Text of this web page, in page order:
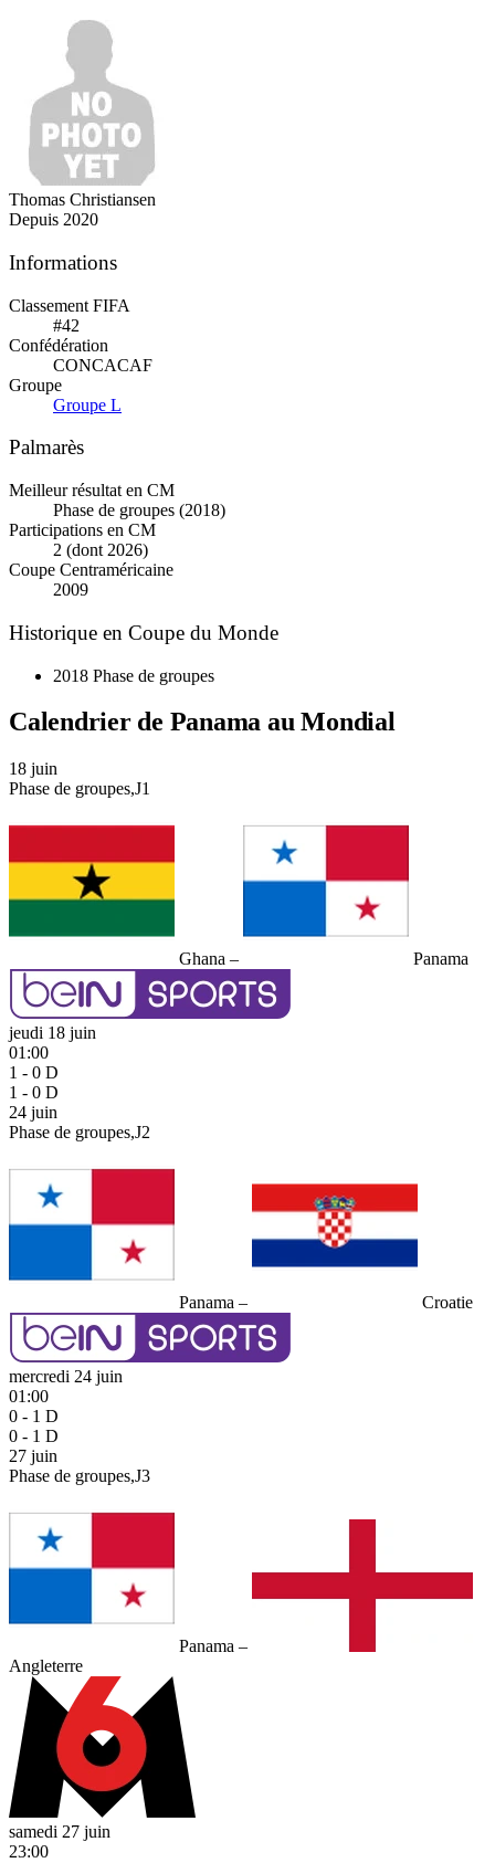
Thomas Christiansen
Depuis 2020
Informations
Classement FIFA
#42
Confédération
CONCACAF
Groupe
Groupe L
Palmarès
Meilleur résultat en CM
Phase de groupes (2018)
Participations en CM
2 (dont 2026)
Coupe Centraméricaine
2009
Historique en Coupe du Monde
2018 Phase de groupes
Calendrier de Panama au Mondial
18 juin
Phase de groupes,J1
Ghana – Panama
jeudi 18 juin
01:00
1 - 0 D
1 - 0 D
24 juin
Phase de groupes,J2
Panama – Croatie
mercredi 24 juin
01:00
0 - 1 D
0 - 1 D
27 juin
Phase de groupes,J3
Panama –
Angleterre
samedi 27 juin
23:00